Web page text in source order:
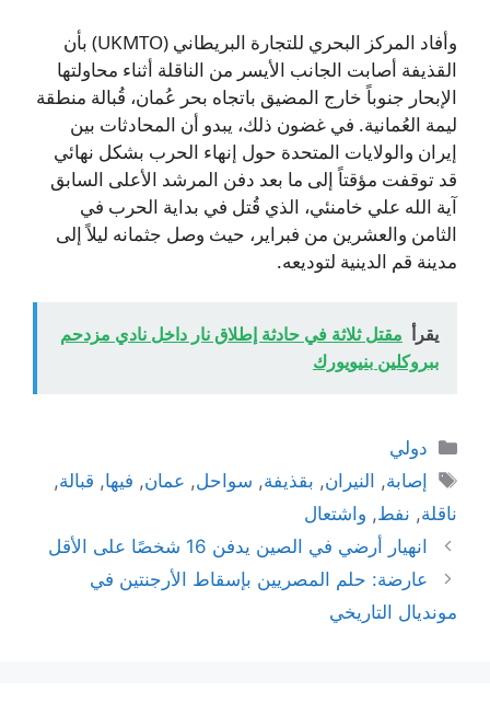
وأفاد المركز البحري للتجارة البريطاني (UKMTO) بأن
القذيفة أصابت الجانب الأيسر من الناقلة أثناء محاولتها
الإبحار جنوباً خارج المضيق باتجاه بحر عُمان، قُبالة منطقة
ليمة العُمانية. في غضون ذلك، يبدو أن المحادثات بين
إيران والولايات المتحدة حول إنهاء الحرب بشكل نهائي
قد توقفت مؤقتاً إلى ما بعد دفن المرشد الأعلى السابق
آية الله علي خامنئي، الذي قُتل في بداية الحرب في
الثامن والعشرين من فبراير، حيث وصل جثمانه ليلاً إلى
مدينة قم الدينية لتوديعه.
يقرأ مقتل ثلاثة في حادثة إطلاق نار داخل نادي مزدحم
ببروكلين بنيويورك
التصنيفات
دولي
الوسوم
إصابة, النيران, بقذيفة, سواحل, عمان, فيها, قبالة,
ناقلة, نفط, واشتعال
انهيار أرضي في الصين يدفن 16 شخصًا على الأقل
عارضة: حلم المصريين بإسقاط الأرجنتين في
مونديال التاريخي